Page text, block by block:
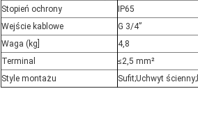
Stopień ochrony
IP65
Wejście kablowe
G 3/4”
Waga (kg]
4,8
Terminal
≤2,5 mm²
Style montażu
Sufit;Uchwyt ścienny;